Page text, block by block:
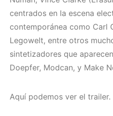
centrados en la escena
contemporánea como Carl
Legowelt, entre otros
sintetizadores que
Doepfer, Modcan, y Make
Aquí podemos ver el trailer.